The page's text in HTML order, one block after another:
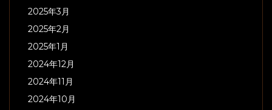
2025年3月
2025年2月
2025年1月
2024年12月
2024年11月
2024年10月